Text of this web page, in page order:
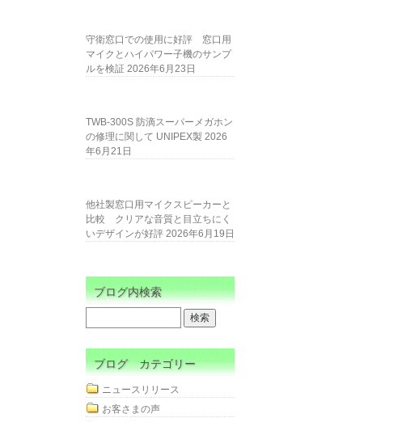
守衛窓口での使用に好評 窓口用
マイクとハイパワー子機のサンプ
ルを検証 2026年6月23日
TWB-300S 防滴スーパーメガホン
の修理に関して UNIPEX製 2026
年6月21日
他社製窓口用マイクスピーカーと
比較 クリアな音質と目立ちにく
いデザインが好評 2026年6月19日
ブログ内検索
ブログ カテゴリー
ニュースリリース
お客さまの声